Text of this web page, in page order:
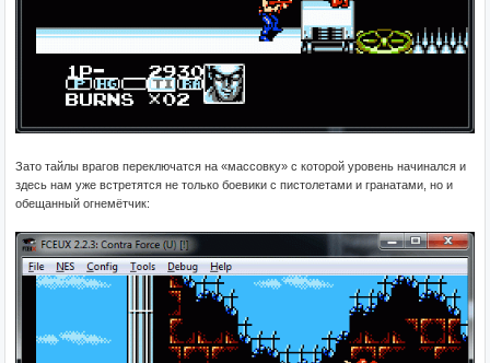
Зато тайлы врагов переключатся на «массовку» с которой уровень начинался и
здесь нам уже встретятся не только боевики с пистолетами и гранатами, но и
обещанный огнемётчик: